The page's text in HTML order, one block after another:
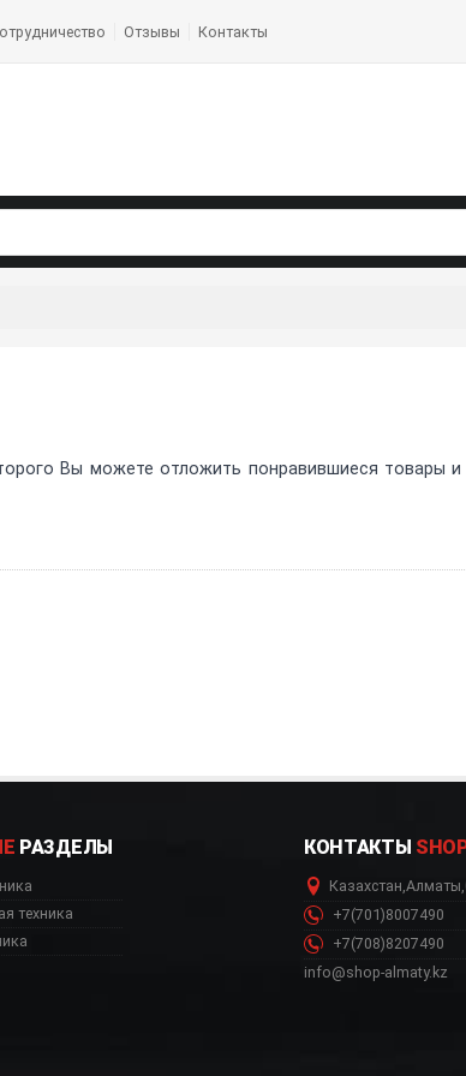
Отзывы Контакты
Вы можете отложить понравившиеся товары и
РАЗДЕЛЫ
техника
КОНТАКТЫ
Казахстан,Алматы,
+7(701)8007490
+7(708)8207490
info@shop-almaty.kz